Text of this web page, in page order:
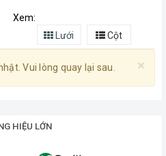
Xem:
Lưới
Cột
×
Vui lòng quay lại sau.
HIỆU LỚN